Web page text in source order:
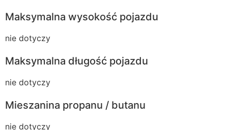
Maksymalna wysokość pojazdu
nie dotyczy
Maksymalna długość pojazdu
nie dotyczy
Mieszanina propanu / butanu
nie dotyczy